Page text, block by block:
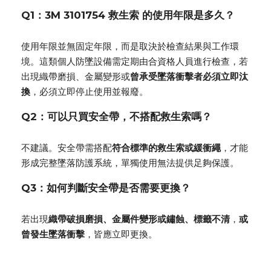
Q1：3M 3101754救生索 的使用年限是多久？
使用年限並無固定年限，而是取決於檢查結果與工作環
境。這類個人防墜設備需定期由合資格人員進行檢查，若
出現織帶磨損、金屬變形或曾承受墜落衝擊者必須立即汰
換 ，必須立即停止使用並報廢。
Q2：可以只買安全帶，不搭配救生索嗎？
不建議。安全帶需搭配符合標準的救生索或緩衝繩，才能
形成完整墜落防護系統，單獨使用無法提供足夠保護。
Q3：如何判斷安全帶是否需要更換？
若出現織帶破損磨損、金屬件變形或鏽蝕、標籤不清， 或
曾發生墜落衝擊 ，皆應立即更換。